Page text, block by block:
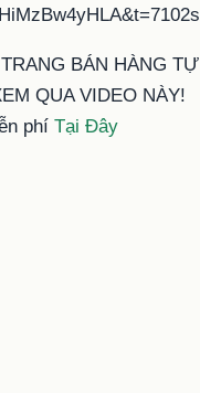
BÁN HÀNG TỰ
QUA VIDEO NÀY!
phí Tại Đây